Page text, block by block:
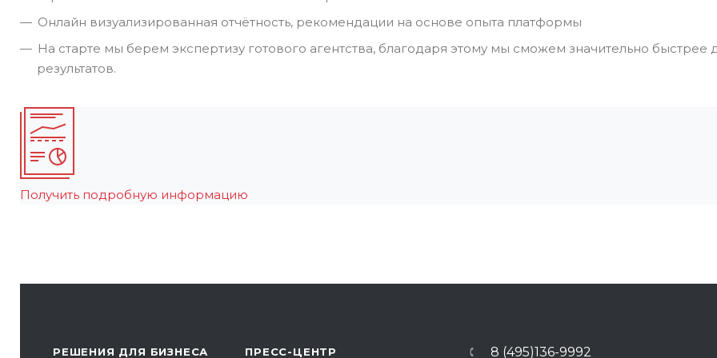
Онлайн визуализированная отчётность, рекомендации на основе опыта платформы
На старте мы берем экспертизу готового агентства, благодаря этому мы сможем значительно быстрее
результатов.
Получить подробную информацию
РЕШЕНИЯ ДЛЯ БИЗНЕСА ПРЕСС-ЦЕНТР 8 (495)136-9992